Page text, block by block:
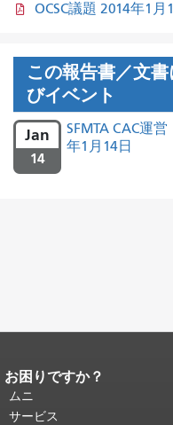
OCSC議題 2014年1月
この報告書／文
びイベント
Jan
14
SFMTA CAC運
年1月14日
ページコンテンツの終わり。
ジの残りの部分はすべてのペ
り返されます。
お困りですか？
ムニ
サービス